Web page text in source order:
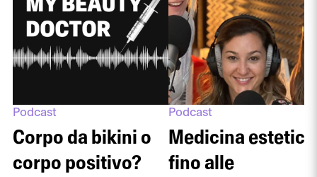
Podcast
Corpo da bikini o
corpo positivo?
Podcast
Medicina estetica
fino alle